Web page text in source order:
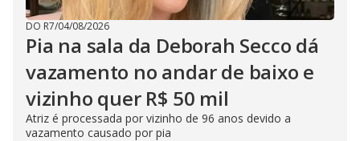
DO R7/04/08/2026
Pia na sala da Deborah Secco dá
vazamento no andar de baixo e
vizinho quer R$ 50 mil
Atriz é processada por vizinho de 96 anos devido a
vazamento causado por pia